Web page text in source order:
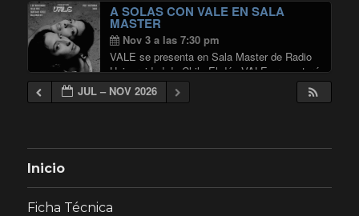
A SOLAS CON VALE EN SALA
MASTER
Nov 3 a las 7:30 pm
VALE se presenta en Sala Master de Radio
Universidad de Chile El dúo VALE presentará
un concierto donde desplegará su formato
más íntimo y orgánico, en una propuesta que
JUL – NOV 2026
Inicio
Ficha Técnica